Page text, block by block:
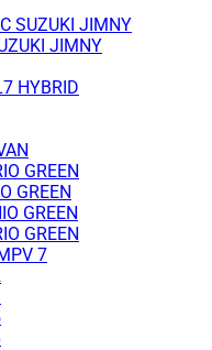
SUZUKI JIMNY
JIMNY
HYBRID
GREEN
GREEN
GREEN
GREEN
7